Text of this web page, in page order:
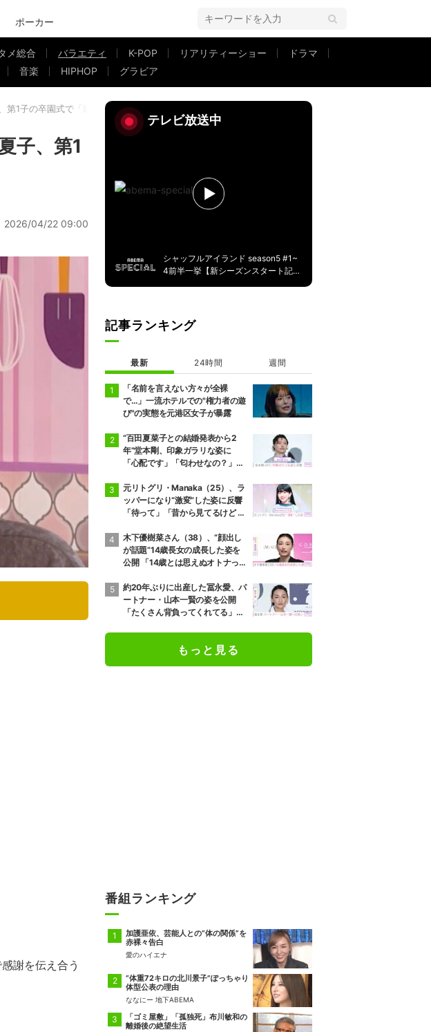
ポーカー
メ総合 バラエティ K-POP リアリティーショー
ドラマ
音楽 HIPHOP グラビア
1子の卒園式で「頭痛くなるぐらい泣いた」
子、第1
2026/04/22 09:00
謝を伝え合う
テレビ放送中
シャッフルアイランド season5 #1~
4前半一挙【新シーズンスタート記
記事ランキング
最新 24時間 週間
「名前を言えない方々が全裸
で…」一流ホテルでの"権力者の遊
び"の実態を元港区女子が暴露
“百田夏菜子との結婚発表から2
年”堂本剛、印象ガラリな姿に
「心配です」「匂わせなの？」な
元リトグリ・Manaka（25）、ラ
ッパーになり“激変”した姿に反響
「待って」「昔から見てるけど 最
木下優樹菜さん（38）、“顔出し
が話題”14歳長女の成長した姿を
公開 「14歳とは思えぬオトナっぽ
ぎる」など反響
約20年ぶりに出産した冨永愛、パ
ートナー・山本一賢の姿を公開
「たくさん背負ってくれてる」感
もっと見る
番組ランキング
加護亜依、芸能人との“体の関係”を
赤裸々告白
愛のハイエナ
“体重72キロの北川景子”ぽっちゃり
体型公表の理由
ななにー 地下ABEMA
「ゴミ屋敷」「孤独死」布川敏和の
離婚後の絶望生活